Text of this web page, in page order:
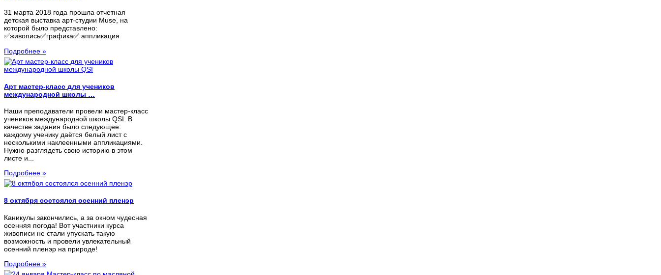
31 марта 2018 года прошла отчетная
детская выставка арт-студии Muse, на
которой было представлено:
✅живопись✅графика✅ аппликация
Подробнее »
Арт мастер-класс для учеников
международной школы …
Наши преподаватели провели мастер-класс
учеников международной школы QSI. В
качестве задания было следующее:
каждому ученику даётся белый лист с
несколькими наклеенными аппликациями.
Нужно разглядеть свою историю в этом
листе и...
Подробнее »
8 октября состоялся осенний пленэр
Каникулы закончились, а за окном чудесная
осенняя погода! Вот участники курса
живописи не стали упускать такую
возможность и провели увлекательный
осенний пленэр на природе!
Подробнее »